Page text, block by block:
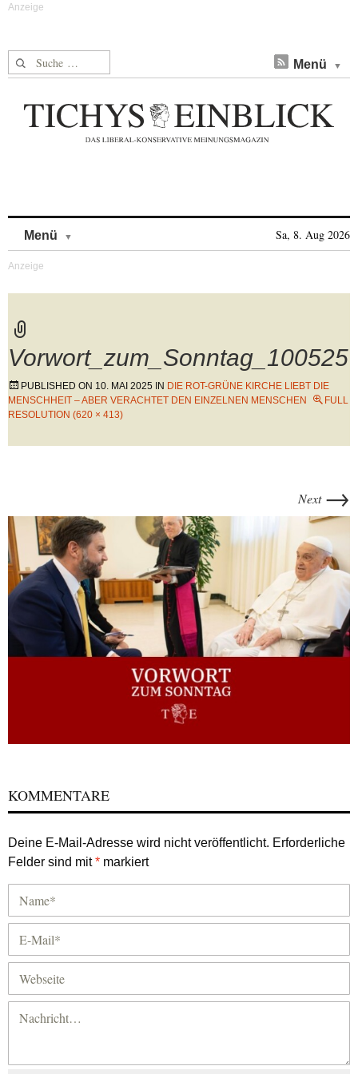
Suche nach: Menü
Menü Sa, 8. Aug 2026
Vorwort_zum_Sonntag_100525
PUBLISHED ON 10. MAI 2025 IN DIE ROT-GRÜNE KIRCHE LIEBT DIE
MENSCHHEIT – ABER VERACHTET DEN EINZELNEN MENSCHEN
FULL
RESOLUTION (620 × 413)
Next →
KOMMENTARE
Deine E-Mail-Adresse wird nicht veröffentlicht. Erforderliche
Felder sind mit* markiert